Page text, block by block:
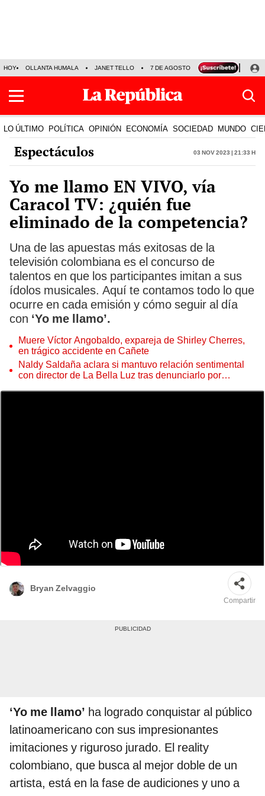
HOY OLLANTA HUMALA JANET TELLO 7 DE AGOSTO TINKA RESULTADOS
LO ÚLTIMO POLÍTICA OPINIÓN ECONOMÍA SOCIEDAD MUNDO
Espectáculos 03 Nov 2023 | 21:33 h
Yo me llamo EN VIVO, vía
Caracol TV: ¿quién fue
eliminado de la competencia?
Una de las apuestas más exitosas de la
televisión colombiana es el concurso de
talentos en que los participantes imitan a sus
ídolos musicales. Aquí te contamos todo lo que
ocurre en cada emisión y cómo seguir al día
con ‘Yo me llamo’.
Muere Víctor Angobaldo, expareja de Shirley Cherres,
en trágico accidente en Cañete
Naldy Saldaña aclara si mantuvo relación sentimental
con director de La Bella Luz tras denunciarlo por
'Yo me llamo' busca a los mejores imitadores de Colombia. Foto:
composición de Gerson Cardoso/La República/Caracol TV
Bryan Zelvaggio
Compartir
‘Yo me llamo’ ha logrado conquistar al público
latinoamericano con sus impresionantes
imitaciones y riguroso jurado. El reality
colombiano, que busca al mejor doble de un
artista, está en la fase de audiciones y uno a